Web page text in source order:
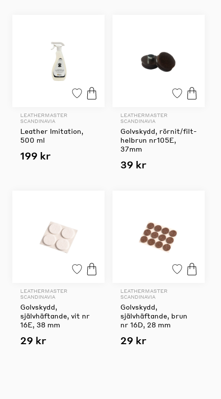
LEATHERMASTER
SCANDINAVIA
Leather Imitation,
500 ml
199 kr
LEATHERMASTER
SCANDINAVIA
Golvskydd, rörnit/filt-
helbrun nr105E,
37mm
39 kr
LEATHERMASTER
SCANDINAVIA
Golvskydd,
självhäftande, vit nr
16E, 38 mm
29 kr
LEATHERMASTER
SCANDINAVIA
Golvskydd,
självhäftande, brun
nr 16D, 28 mm
29 kr